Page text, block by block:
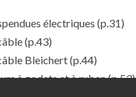
électriques (p.31)
(p.43)
Bleichert(p.44)
à godets et à ruban(p.53)